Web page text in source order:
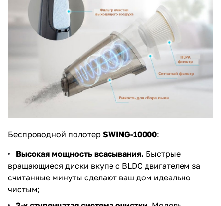
Беспроводной полотер SWING-10000:
Высокая мощность всасывания. Быстрые
вращающиеся диски вкупе с BLDC двигателем за
считанные минуты сделают ваш дом идеально
чистым;